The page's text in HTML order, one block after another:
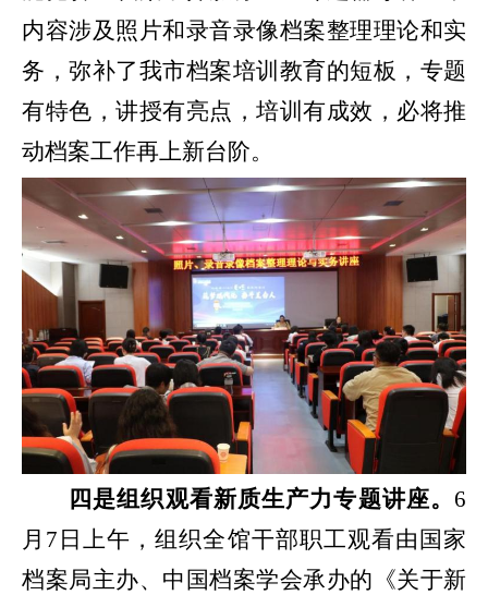
内容涉及照片和录音录像档案整理理论和实
务 ，弥补了我市档案培训教育的短板，专题
有特色，讲授有亮点，培训有成效，必将推
动档案工作再上新台阶。
四 是组织观看新质生产力专题讲座。 6
月7日上午，组织全馆干部职工观看由国家
档案局主办、中国档案学会承办的《关于新